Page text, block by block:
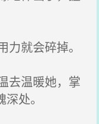
就会碎掉。
去温暖她，掌
处。